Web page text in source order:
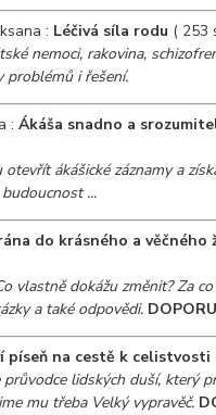
: Léčivá síla rodu ( 253
nemoci, rakovina,
problémů i řešení.
:Ákáša snadno a
ákášické záznamy a
...
do krásného a věčného
vlastně dokážu změnit? Za
a také odpovědi.
píseň na cestě k celistvosti
lidských duší, který
mu třeba Velký vypravěč.